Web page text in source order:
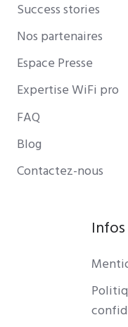
Success stories
Nos partenaires
Espace Presse
Expertise WiFi pro
FAQ
Blog
Contactez-nous
Infos